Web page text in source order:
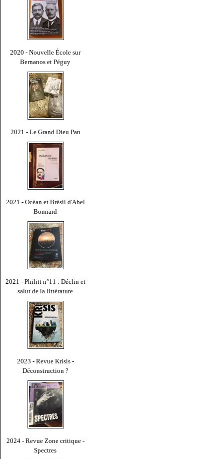
2020 - Nouvelle École sur
Bernanos et Péguy
2021 - Le Grand Dieu Pan
2021 - Océan et Brésil d'Abel
Bonnard
2021 - Philitt n°11 : Déclin et
salut de la littérature
2023 - Revue Krisis -
Déconstruction ?
2024 - Revue Zone critique -
Spectres